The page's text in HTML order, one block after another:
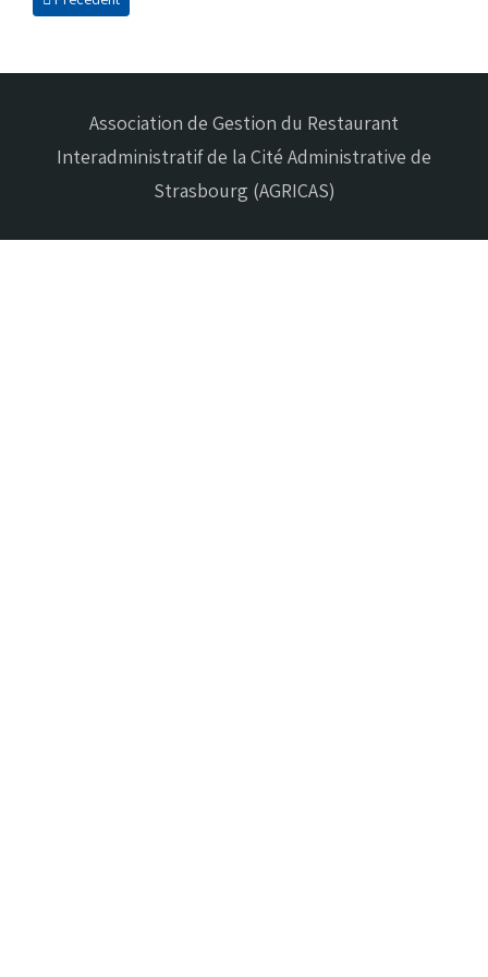
Association de Gestion du Restaurant
Interadministratif de la Cité Administrative de
Strasbourg (AGRICAS)